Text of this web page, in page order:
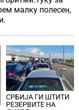
малку полесен,
СРБИЈА ГИ ШТИТИ
РЕЗЕРВИТЕ НА